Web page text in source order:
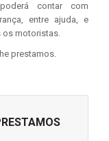
contar com
entre ajuda, e
os motoristas.
prestamos.